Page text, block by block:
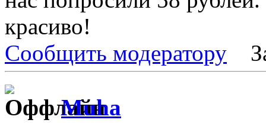
красиво!
Сообщить модератору
Muha